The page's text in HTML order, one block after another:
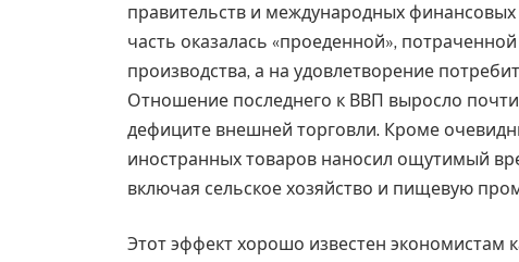
правительств и международных
часть оказалась «проеденной»,
производства, а на удовлетворение
Отношение последнего к ВВП выросло
дефиците внешней торговли. Кроме
иностранных товаров наносил ощутимый
включая сельское хозяйство и пищевую
Этот эффект хорошо известен экономистам